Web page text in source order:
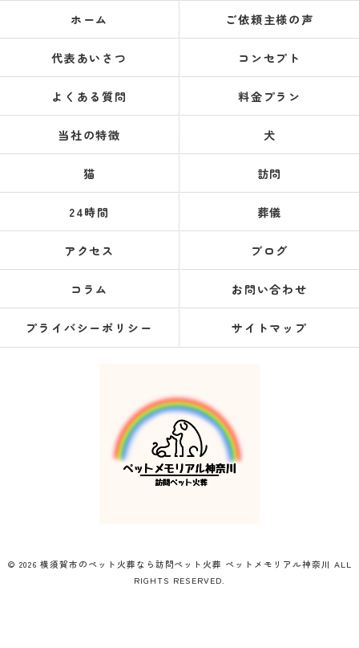
ホーム ご依頼主様の声
代表あいさつ コンセプト
よくある質問 料金プラン
当社の特徴 犬
猫 訪問
24時間 葬儀
アクセス ブログ
コラム お問い合わせ
プライバシーポリシー サイトマップ
© 2026 横須賀市のペット火葬なら訪問ペット火葬 ペットメモリアル神奈川 ALL
RIGHTS RESERVED.